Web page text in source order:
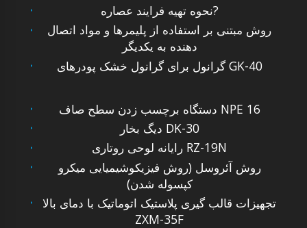
نحوه تهیه فرایند عصاره?
روش مبتنی بر استفاده از پلیمرها و مواد اتصال
دهنده به یکدیگر
گرانول برای گرانول خشک پودرهای GK-40
دستگاه برچسب زدن سطح صاف NPE 16
دیگ بخار DK-30
رایانه لوحی روتاری RZ-19N
روش آئروسل (روش فیزیکوشیمیایی میکرو
کپسوله شدن)
تجهیزات قالب گیری پلاستیک اتوماتیک با دمای بالا
ZXM-35F